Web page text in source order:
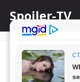
content
Spoiler-TV